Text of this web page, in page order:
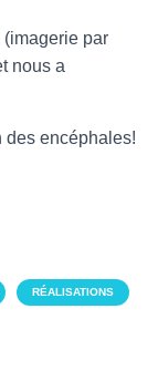
(imagerie par
nous a
des encéphales!
RÉALISATIONS